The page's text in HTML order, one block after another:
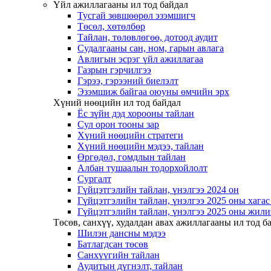
Үйл ажиллагааны ил тод байдал
Тусгай зөвшөөрөл эзэмшигч
Төсөл, хөтөлбөр
Тайлан, төлөвлөгөө, дотоод аудит
Судалгааны сан, ном, гарын авлага
Авлигын эсрэг үйл ажиллагаа
Газрын гэрчилгээ
Гэрээ, гэрээний биелэлт
Эзэмшиж байгаа оюуны өмчийн эрх
Хүний нөөцийн ил тод байдал
Ёс зүйн дэд хорооны тайлан
Сул орон тооны зар
Хүний нөөцийн стратеги
Хүний нөөцийн мэдээ, тайлан
Өргөдөл, гомдлын тайлан
Албан тушаалын тодорхойлолт
Сургалт
Гүйцэтгэлийн тайлан, үнэлгээ 2024 он
Гүйцэтгэлийн тайлан, үнэлгээ 2025 оны
Гүйцэтгэлийн тайлан, үнэлгээ 2025 оны
Төсөв, санхүү, худалдан авах ажиллагааны ил тод
Шилэн дансны мэдээ
Батлагдсан төсөв
Санхүүгийн тайлан
Аудитын дүгнэлт, тайлан